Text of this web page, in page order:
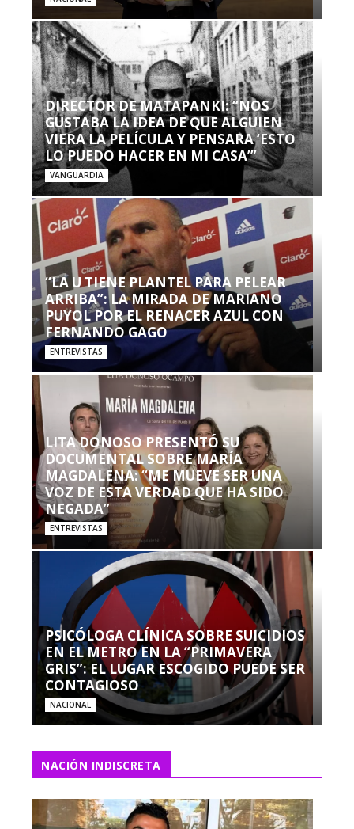
DIRECTOR DE MATAPANKI: “NOS
GUSTABA LA IDEA DE QUE ALGUIEN
VIERA LA PELÍCULA Y PENSARA ‘ESTO
LO PUEDO HACER EN MI CASA’”
VANGUARDIA
“LA U TIENE PLANTEL PARA PELEAR
ARRIBA”: LA MIRADA DE MARIANO
PUYOL POR EL RENACER AZUL CON
FERNANDO GAGO
ENTREVISTAS
LITA DONOSO PRESENTÓ SU
DOCUMENTAL SOBRE MARÍA
MAGDALENA: “ME MUEVE SER UNA
VOZ DE ESTA VERDAD QUE HA SIDO
NEGADA”
ENTREVISTAS
PSICÓLOGA CLÍNICA SOBRE SUICIDIOS
EN EL METRO EN LA “PRIMAVERA
GRIS”: EL LUGAR ESCOGIDO PUEDE SER
CONTAGIOSO
NACIONAL
NACIÓN INDISCRETA